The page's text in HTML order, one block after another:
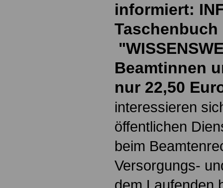
informiert:
Taschenbuch
Beamtinnen
nur 22,50
interessieren
öffentlichen
beim
Versorgungs-